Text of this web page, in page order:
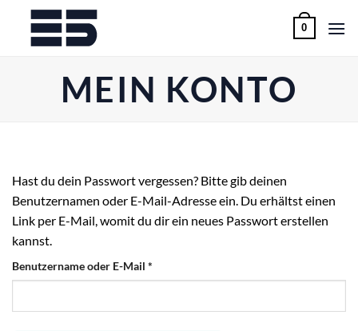
Inhalt
springen
0
MEIN KONTO
Hast du dein Passwort vergessen? Bitte gib deinen
Benutzernamen oder E-Mail-Adresse ein. Du erhältst einen
Link per E-Mail, womit du dir ein neues Passwort erstellen
kannst.
Benutzername oder E-Mail *